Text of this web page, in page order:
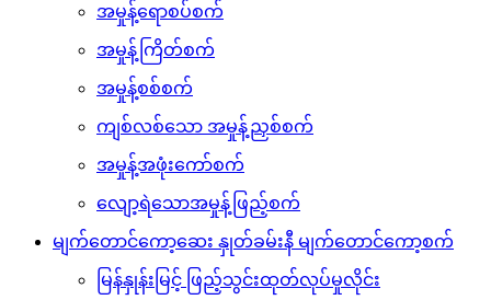
အမှုန့်ရောစပ်စက်
အမှုန့်ကြိတ်စက်
အမှုန့်စစ်စက်
ကျစ်လစ်သော အမှုန့်ညှစ်စက်
အမှုန့်အဖုံးကော်စက်
လျော့ရဲသောအမှုန့်ဖြည့်စက်
မျက်တောင်ကော့ဆေး နှုတ်ခမ်းနီ မျက်တောင်ကော့စက်
မြန်နှုန်းမြင့် ဖြည့်သွင်းထုတ်လုပ်မှုလိုင်း